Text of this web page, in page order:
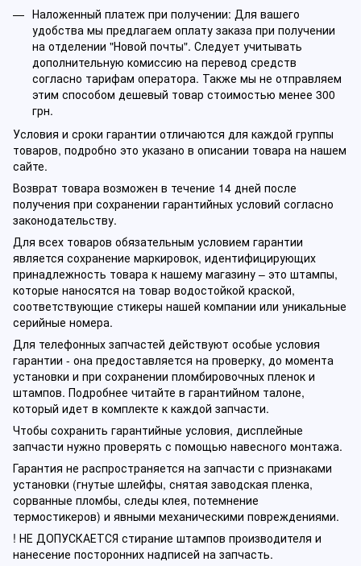
Наложенный платеж при получении: Для вашего
удобства мы предлагаем оплату заказа при получении
на отделении "Новой почты". Следует учитывать
дополнительную комиссию на перевод средств
согласно тарифам оператора. Также мы не отправляем
этим способом дешевый товар стоимостью менее 300
грн.
Условия и сроки гарантии отличаются для каждой группы
товаров, подробно это указано в описании товара на нашем
сайте.
Возврат товара возможен в течение 14 дней после
получения при сохранении гарантийных условий согласно
законодательству.
Для всех товаров обязательным условием гарантии
является сохранение маркировок, идентифицирующих
принадлежность товара к нашему магазину – это штампы,
которые наносятся на товар водостойкой краской,
соответствующие стикеры нашей компании или уникальные
серийные номера.
Для телефонных запчастей действуют особые условия
гарантии - она предоставляется на проверку, до момента
установки и при сохранении пломбировочных пленок и
штампов. Подробнее читайте в гарантийном талоне,
который идет в комплекте к каждой запчасти.
Чтобы сохранить гарантийные условия, дисплейные
запчасти нужно проверять с помощью навесного монтажа.
Гарантия не распространяется на запчасти с признаками
установки (гнутые шлейфы, снятая заводская пленка,
сорванные пломбы, следы клея, потемнение
термостикеров) и явными механическими повреждениями.
! НЕ ДОПУСКАЕТСЯ стирание штампов производителя и
нанесение посторонних надписей на запчасть.